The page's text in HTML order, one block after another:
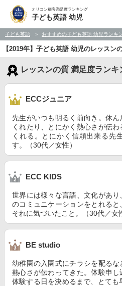
オリコン顧客満足度ランキング
子ども英語 幼児
子ども英語 おすすめの子ども英語 幼児ランキ
【2019年】子ども英語 幼児のレッスン
レッスンの質 満足度ランキ
ECCジュニア
先生がいつも明るく前向き。休
くれたり、とにかく熱心さが伝
くれる。とにかく信頼出来る先
す。（30代／女性）
ECC KIDS
世界には様々な言語、文化があ
のコミュニケーションをとれる
それに気づいたこと。（30代／女
BE studio
幼稚園の入園式にチラシを配る
熱心さが伝わってきた。体験申
体験する日を決めるまで、とて